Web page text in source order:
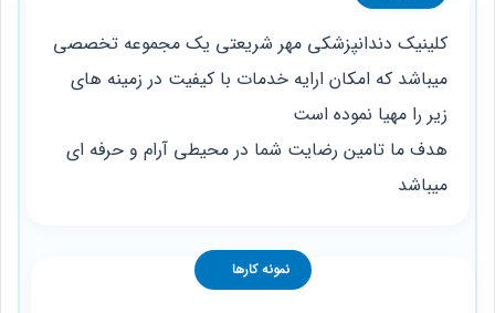
کلینیک دندانپزشکی مهر شریعتی یک مجموعه تخصصی
میباشد که امکان ارایه خدمات با کیفیت در زمینه های
زیر را مهیا نموده است
هدف ما تامین رضایت شما در محیطی آرام و حرفه ای
میباشد
نمونه کارها